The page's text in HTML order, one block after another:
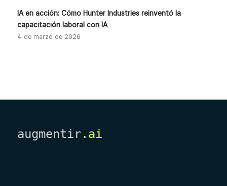
IA en acción: Cómo Hunter Industries reinventó la
capacitación laboral con IA
4 de marzo de 2026
augmentir. ai